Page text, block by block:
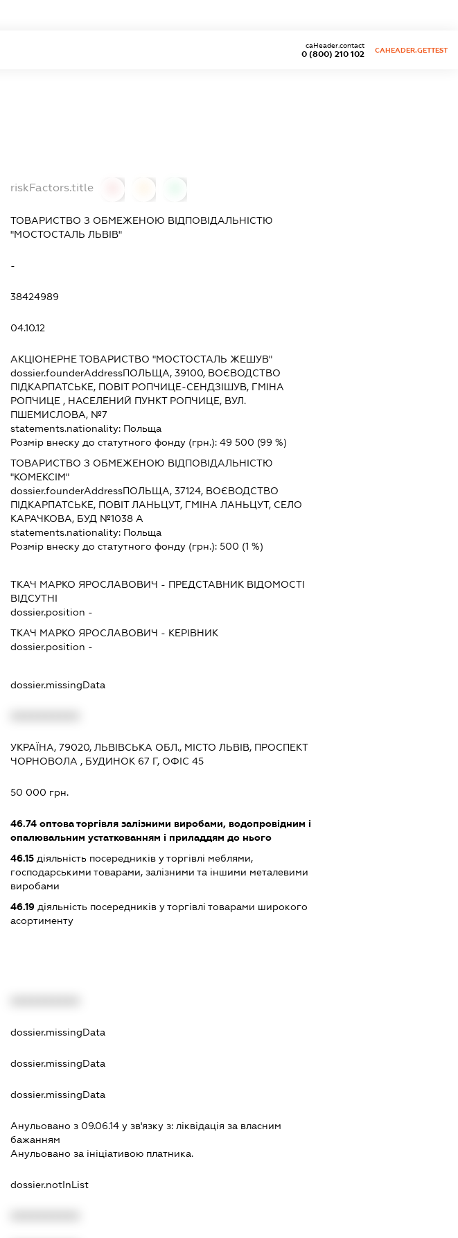
0 (800) 210 102
caHeader.contact
CAHEADER.GETTEST
riskFactors.title
ТОВАРИСТВО З ОБМЕЖЕНОЮ ВІДПОВІДАЛЬНІСТЮ
"МОСТОСТАЛЬ ЛЬВІВ"
-
38424989
04.10.12
АКЦІОНЕРНЕ ТОВАРИСТВО "МОСТОСТАЛЬ ЖЕШУВ"
dossier.founderAddressПОЛЬЩА, 39100, ВОЄВОДСТВО
ПІДКАРПАТСЬКЕ, ПОВІТ РОПЧИЦЕ-СЕНДЗІШУВ, ГМІНА
РОПЧИЦЕ , НАСЕЛЕНИЙ ПУНКТ РОПЧИЦЕ, ВУЛ.
ПШЕМИСЛОВА, №7
statements.nationality: Польща
Розмір внеску до статутного фонду (грн.):49 500 (99 %)
ТОВАРИСТВО З ОБМЕЖЕНОЮ ВІДПОВІДАЛЬНІСТЮ
"КОМЕКСІМ"
dossier.founderAddressПОЛЬЩА, 37124, ВОЄВОДСТВО
ПІДКАРПАТСЬКЕ, ПОВІТ ЛАНЬЦУТ, ГМІНА ЛАНЬЦУТ, СЕЛО
КАРАЧКОВА, БУД №1038 А
statements.nationality: Польща
Розмір внеску до статутного фонду (грн.):500 (1 %)
ТКАЧ МАРКО ЯРОСЛАВОВИЧ - ПРЕДСТАВНИК ВІДОМОСТІ
ВІДСУТНІ
dossier.position -
ТКАЧ МАРКО ЯРОСЛАВОВИЧ - КЕРІВНИК
dossier.position -
dossier.missingData
УКРАЇНА, 79020, ЛЬВІВСЬКА ОБЛ., МІСТО ЛЬВІВ, ПРОСПЕКТ
ЧОРНОВОЛА , БУДИНОК 67 Г, ОФІС 45
50 000 грн.
46.74 оптова торгівля залізними виробами, водопровідним і
опалювальним устаткованням і приладдям до нього
46.15 діяльність посередників у торгівлі меблями,
господарськими товарами, залізними та іншими металевими
виробами
46.19 діяльність посередників у торгівлі товарами широкого
асортименту
dossier.missingData
dossier.missingData
dossier.missingData
Анульовано з 09.06.14 у зв'язку з: лiквiдацiя за власним
бажанням
Анульовано за iнiцiативою платника.
dossier.notInList